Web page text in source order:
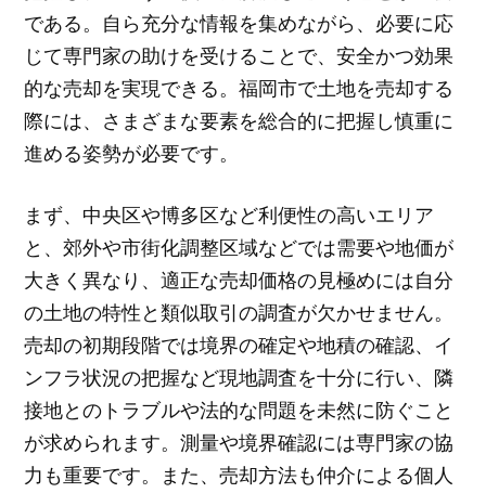
である。自ら充分な情報を集めながら、必要に応
じて専門家の助けを受けることで、安全かつ効果
的な売却を実現できる。福岡市で土地を売却する
際には、さまざまな要素を総合的に把握し慎重に
進める姿勢が必要です。
まず、中央区や博多区など利便性の高いエリア
と、郊外や市街化調整区域などでは需要や地価が
大きく異なり、適正な売却価格の見極めには自分
の土地の特性と類似取引の調査が欠かせません。
売却の初期段階では境界の確定や地積の確認、イ
ンフラ状況の把握など現地調査を十分に行い、隣
接地とのトラブルや法的な問題を未然に防ぐこと
が求められます。測量や境界確認には専門家の協
力も重要です。また、売却方法も仲介による個人